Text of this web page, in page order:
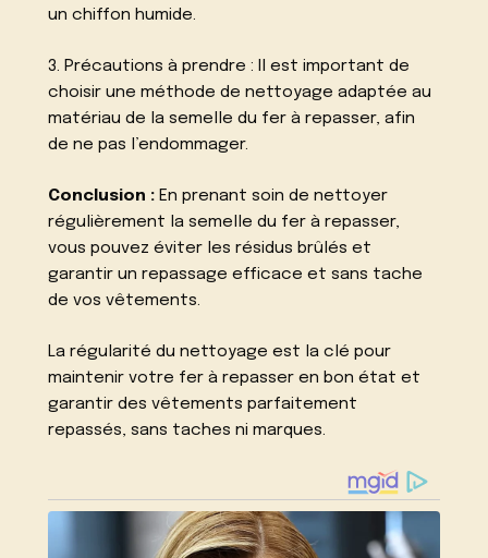
un chiffon humide.
3. Précautions à prendre : Il est important de
choisir une méthode de nettoyage adaptée au
matériau de la semelle du fer à repasser, afin
de ne pas l’endommager.
Conclusion : En prenant soin de nettoyer
régulièrement la semelle du fer à repasser,
vous pouvez éviter les résidus brûlés et
garantir un repassage efficace et sans tache
de vos vêtements.
La régularité du nettoyage est la clé pour
maintenir votre fer à repasser en bon état et
garantir des vêtements parfaitement
repassés, sans taches ni marques.